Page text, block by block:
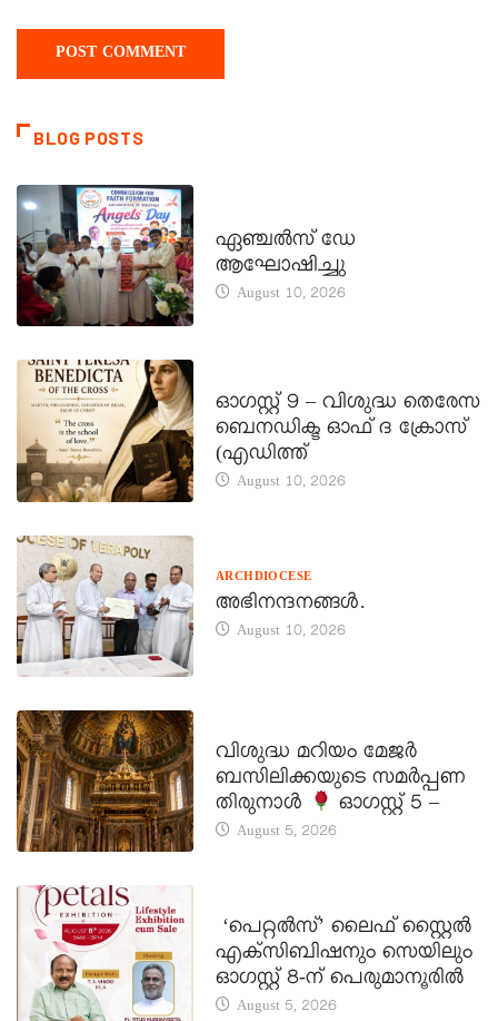
BLOG POSTS
ഏഞ്ചൽസ് ഡേ
ആഘോഷിച്ചു
August 10, 2026
ഓഗസ്റ്റ് 9 – വിശുദ്ധ തെരേസ
ബെനഡിക്ട ഓഫ് ദ ക്രോസ്
(എഡിത്ത്
August 10, 2026
ARCHDIOCESE
അഭിനന്ദനങ്ങൾ.
August 10, 2026
വിശുദ്ധ മറിയം മേജർ
ബസിലിക്കയുടെ സമർപ്പണ
തിരുനാൾ
ഓഗസ്റ്റ് 5 –
August 5, 2026
‘പെറ്റൽസ്’ ലൈഫ് സ്റ്റൈൽ
എക്സിബിഷനും സെയിലും
ഓഗസ്റ്റ് 8-ന് പെരുമാനൂരിൽ
August 5, 2026